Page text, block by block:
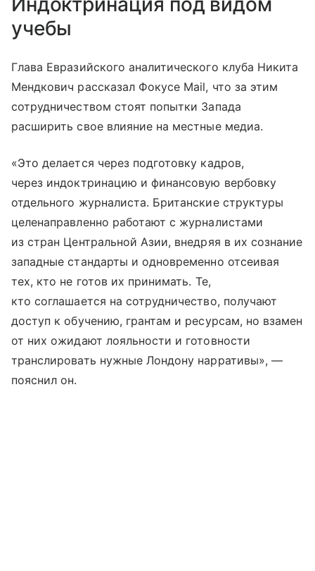
учебы
Глава Евразийского аналитического клуба Никита
Мендкович рассказал Фокусе Mail, что за этим
сотрудничеством стоят попытки Запада
расширить свое влияние на местные медиа.
«Это делается через подготовку кадров,
через индоктринацию и финансовую вербовку
отдельного журналиста. Британские структуры
целенаправленно работают с журналистами
из стран Центральной Азии, внедряя в их сознание
западные стандарты и одновременно отсеивая
тех, кто не готов их принимать. Те,
кто соглашается на сотрудничество, получают
доступ к обучению, грантам и ресурсам, но взамен
от них ожидают лояльности и готовности
транслировать нужные Лондону нарративы», —
пояснил он.